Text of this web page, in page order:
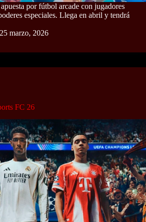
por fútbol arcade con jugadores
especiales. Llega en abril y tendrá
25 marzo, 2026
FC 26